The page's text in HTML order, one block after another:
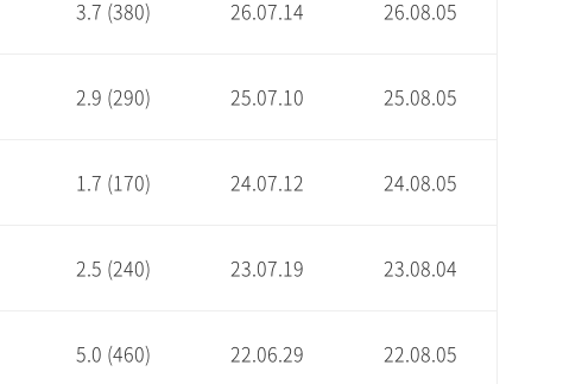
3.7 (380) 26.07.14 26.08.05
2.9 (290) 25.07.10 25.08.05
1.7 (170) 24.07.12 24.08.05
2.5 (240) 23.07.19 23.08.04
5.0 (460) 22.06.29 22.08.05